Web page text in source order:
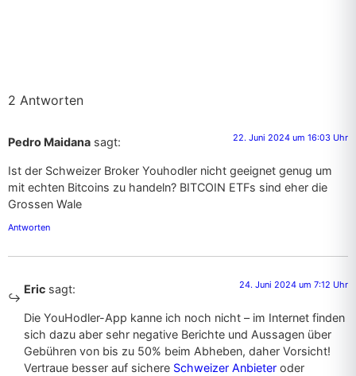
2 Antworten
Pedro Maidana sagt: 22. Juni 2024 um 16:03 Uhr
Ist der Schweizer Broker Youhodler nicht geeignet genug um
mit echten Bitcoins zu handeln? BITCOIN ETFs sind eher die
Grossen Wale
Antworten
Eric sagt: 24. Juni 2024 um 7:12 Uhr
Die YouHodler-App kanne ich noch nicht – im Internet finden
sich dazu aber sehr negative Berichte und Aussagen über
Gebühren von bis zu 50% beim Abheben, daher Vorsicht!
Vertraue besser auf sichere Schweizer Anbieter oder